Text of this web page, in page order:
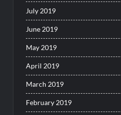
July 2019
June 2019
May 2019
April 2019
March 2019
February 2019